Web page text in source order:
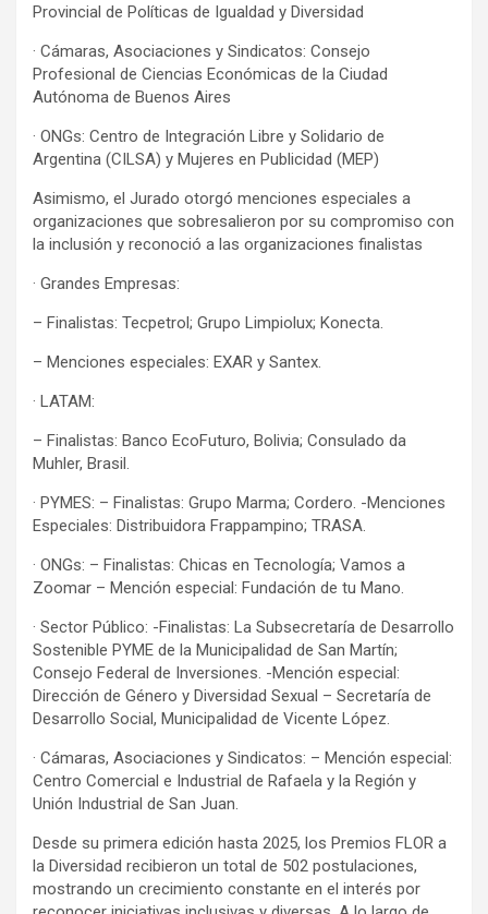
Provincial de Políticas de Igualdad y Diversidad
· Cámaras, Asociaciones y Sindicatos: Consejo
Profesional de Ciencias Económicas de la Ciudad
Autónoma de Buenos Aires
· ONGs: Centro de Integración Libre y Solidario de
Argentina (CILSA) y Mujeres en Publicidad (MEP)
Asimismo, el Jurado otorgó menciones especiales a
organizaciones que sobresalieron por su compromiso con
la inclusión y reconoció a las organizaciones finalistas
· Grandes Empresas:
– Finalistas: Tecpetrol; Grupo Limpiolux; Konecta.
– Menciones especiales: EXAR y Santex.
· LATAM:
– Finalistas: Banco EcoFuturo, Bolivia; Consulado da
Muhler, Brasil.
· PYMES: – Finalistas: Grupo Marma; Cordero. -Menciones
Especiales: Distribuidora Frappampino; TRASA.
· ONGs: – Finalistas: Chicas en Tecnología; Vamos a
Zoomar – Mención especial: Fundación de tu Mano.
· Sector Público: -Finalistas: La Subsecretaría de Desarrollo
Sostenible PYME de la Municipalidad de San Martín;
Consejo Federal de Inversiones. -Mención especial:
Dirección de Género y Diversidad Sexual – Secretaría de
Desarrollo Social, Municipalidad de Vicente López.
· Cámaras, Asociaciones y Sindicatos: – Mención especial:
Centro Comercial e Industrial de Rafaela y la Región y
Unión Industrial de San Juan.
Desde su primera edición hasta 2025, los Premios FLOR a
la Diversidad recibieron un total de 502 postulaciones,
mostrando un crecimiento constante en el interés por